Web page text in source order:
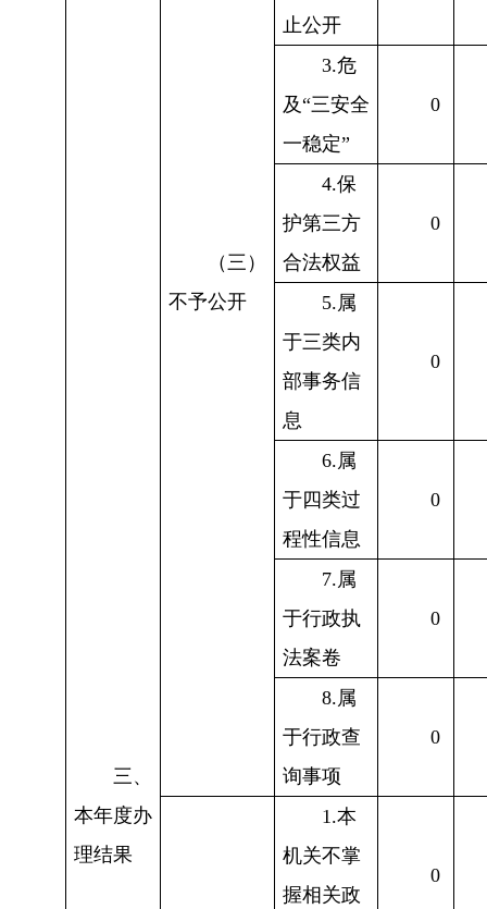
三、
本年度办
理结果
（三）
不予公开
止公开
3.危
及“三安全
一稳定”
0
4.保
护第三方
合法权益
0
5.属
于三类内
部事务信
息
0
6.属
于四类过
程性信息
0
7.属
于行政执
法案卷
0
8.属
于行政查
询事项
0
1.本
机关不掌
握相关政
0